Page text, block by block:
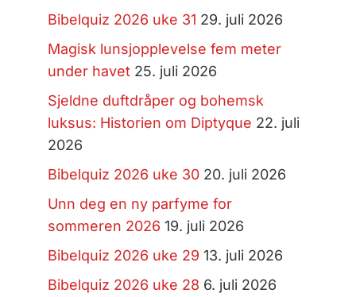
Bibelquiz 2026 uke 31 29. juli 2026
Magisk lunsjopplevelse fem meter
under havet 25. juli 2026
Sjeldne duftdråper og bohemsk
luksus: Historien om Diptyque 22. juli
2026
Bibelquiz 2026 uke 30 20. juli 2026
Unn deg en ny parfyme for
sommeren 2026 19. juli 2026
Bibelquiz 2026 uke 29 13. juli 2026
Bibelquiz 2026 uke 28 6. juli 2026